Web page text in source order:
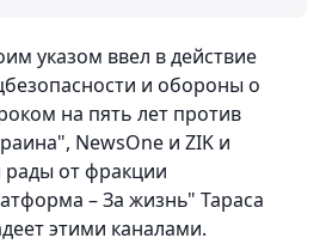
указом ввел в действие
и обороны о
на пять лет против
NewsOne и ZIK и
рады от фракции
– За жизнь" Тараса
этими каналами.